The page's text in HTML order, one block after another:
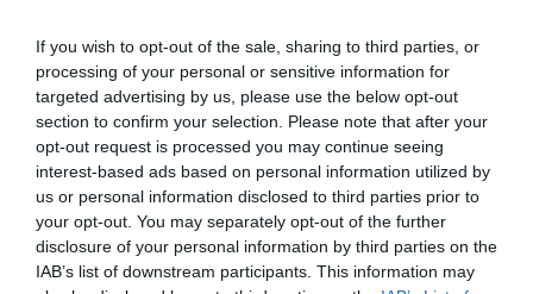
If you wish to opt-out of the sale, sharing to third parties, or
processing of your personal or sensitive information for
targeted advertising by us, please use the below opt-out
section to confirm your selection. Please note that after your
opt-out request is processed you may continue seeing
interest-based ads based on personal information utilized by
us or personal information disclosed to third parties prior to
your opt-out. You may separately opt-out of the further
disclosure of your personal information by third parties on the
IAB’s list of downstream participants. This information may
Τηλ.: 698 404 3492 |thalia-artspace.gr
Ακολουθήστε το Culturenow.gr στοGoogle Newsκαι
μάθετε πρώτοι όλες τις ειδήσεις
Δείτε όλα τατελευταία νέαγια την Τέχνη και τον
Πολιτισμό στοCulturenow.gr